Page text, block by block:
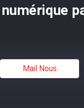
Mail Nous